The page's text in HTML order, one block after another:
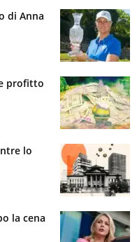
di Anna
profitto
lo
la cena